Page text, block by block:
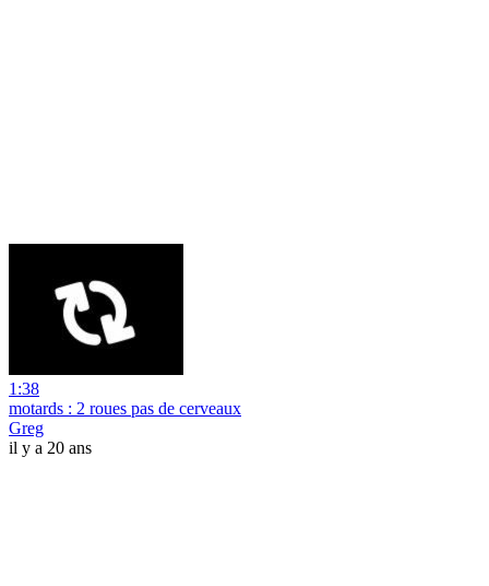
1:38
motards : 2 roues pas de cerveaux
Greg
il y a 20 ans